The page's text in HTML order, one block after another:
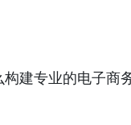
建专业的电子商